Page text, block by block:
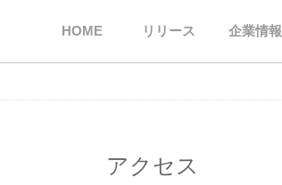
HOME リリース 企業情報
アクセス